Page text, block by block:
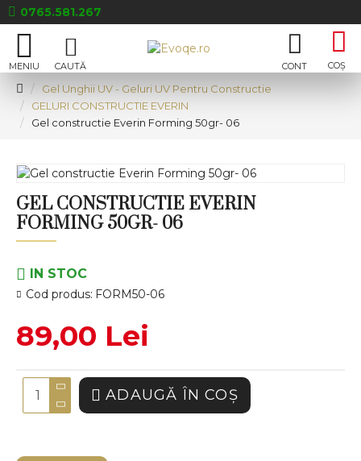
0765.581.267
Gel Unghii UV - Geluri UV Pentru Constructie
GELURI CONSTRUCTIE EVERIN
Gel constructie Everin Forming 50gr- 06
GEL CONSTRUCTIE EVERIN
FORMING 50GR- 06
IN STOC
Cod produs: FORM50-06
89,00 Lei
ADAUGĂ ÎN COŞ